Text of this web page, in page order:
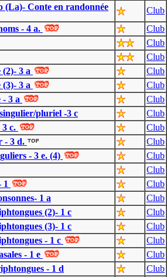
(La)- Conte en randonnée
Club
- 4 a.
Club
Club
Club
3 a
Club
3 a
Club
- 3 a
Club
pluriel -3 c
Club
3 c.
Club
- 3 d.
Club
- 3 e. (4)
Club
Club
1
Club
1 a
Club
(2)- 1 c
Club
(3)- 1 c
Club
- 1 c
Club
- 1 e
Club
- 1 d
Club